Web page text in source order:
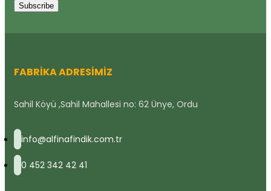
FABRIKA ADRESIMIZ
Sahil Köyü ,Sahil Mahallesi no: 62 Ünye, Ordu
info@alfinafindik.com.tr
0 452 342 42 41